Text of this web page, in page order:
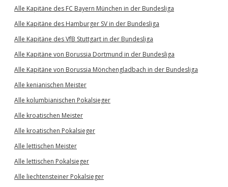
Alle Kapitäne des FC Bayern München in der Bundesliga
Alle Kapitäne des Hamburger SV in der Bundesliga
Alle Kapitäne des VfB Stuttgart in der Bundesliga
Alle Kapitäne von Borussia Dortmund in der Bundesliga
Alle Kapitäne von Borussia Mönchengladbach in der Bundesliga
Alle kenianischen Meister
Alle kolumbianischen Pokalsieger
Alle kroatischen Meister
Alle kroatischen Pokalsieger
Alle lettischen Meister
Alle lettischen Pokalsieger
Alle liechtensteiner Pokalsieger